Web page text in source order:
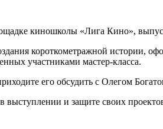
киношколы «Лига Кино»,
короткометражной истории,
участниками мастер-класса.
его обсудить с Олегом
выступлении и защите своих